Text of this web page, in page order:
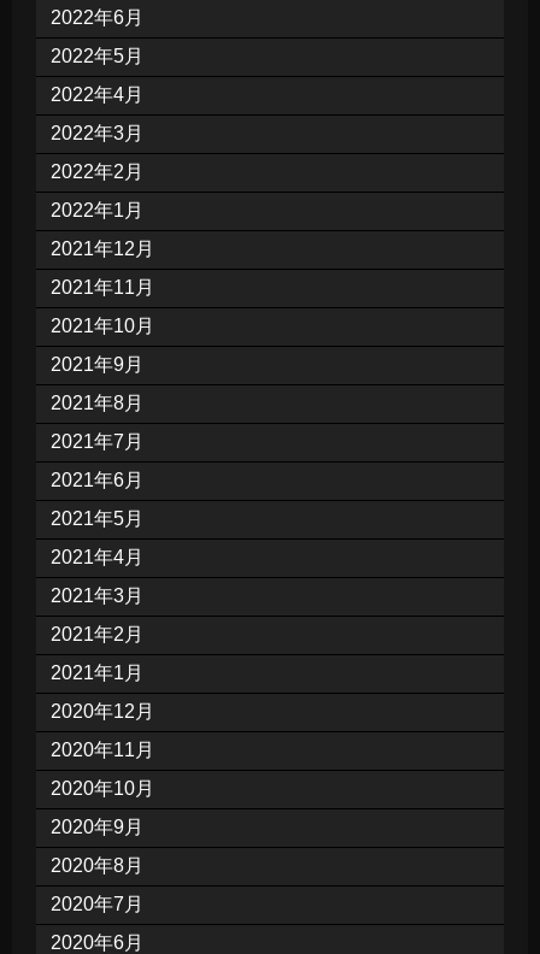
2022年6月
2022年5月
2022年4月
2022年3月
2022年2月
2022年1月
2021年12月
2021年11月
2021年10月
2021年9月
2021年8月
2021年7月
2021年6月
2021年5月
2021年4月
2021年3月
2021年2月
2021年1月
2020年12月
2020年11月
2020年10月
2020年9月
2020年8月
2020年7月
2020年6月